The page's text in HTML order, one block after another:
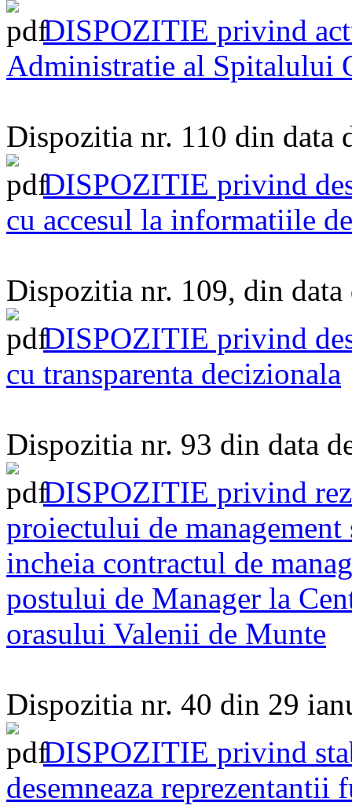
DISPOZITIE privind
Administratie al Spitalului
Dispozitia nr. 110 din data
DISPOZITIE privind
cu accesul la informatiile
Dispozitia nr. 109, din data
DISPOZITIE privind
cu transparenta decizionala
Dispozitia nr. 93 din data
DISPOZITIE privind
proiectului de
incheia contractul de
postului de Manager la
orasului Valenii de Munte
Dispozitia nr. 40 din 29
DISPOZITIE privind
desemneaza